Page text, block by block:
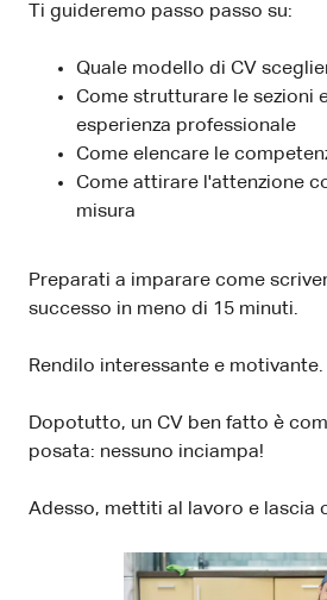
Ti guideremo passo passo su:
Quale modello di CV
Come strutturare le sezioni
esperienza professionale
Come elencare le
Come attirare l'attenzione
misura
Preparati a imparare come
successo in meno di 15 minuti.
Rendilo interessante e motivante.
Dopotutto, un CV ben fatto è
posata: nessuno inciampa!
Adesso, mettiti al lavoro e lascia